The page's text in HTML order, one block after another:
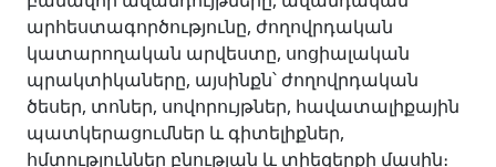
արհեստագործությունը, ժողովրդական
կատարողական արվեստը, սոցիալական
պրակտիկաները, այսինքն՝ ժողովրդական
ծեսեր, տոներ, սովորույթներ, հավատալիքային
պատկերացումներ և գիտելիքներ,
հմտություններ բնության և տիեզերքի մասին։